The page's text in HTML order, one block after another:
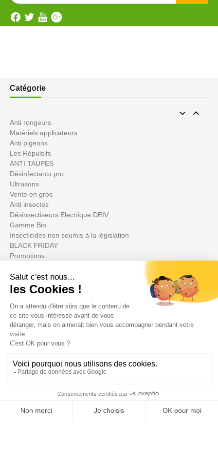
Catégorie
 
Anti rongeurs
Matériels applicateurs
Anti pigeons
Les Répulsifs
ANTI TAUPES
Désinfectants pro
Ultrasons
Vente en gros
Anti insectes
Désinsectiseurs Electrique DEIV
Gamme Bio
Insecticides non soumis à la législation
BLACK FRIDAY
Promotions
Votre compte
Informations
